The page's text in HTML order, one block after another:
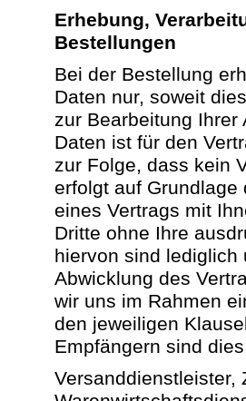
Erhebung,
Bestellungen
Bei der Bestellung
Daten nur, soweit
zur Bearbeitung Ihrer
Daten ist für den
zur Folge, dass kein
erfolgt auf Grundlage
eines Vertrags mit
Dritte ohne Ihre
hiervon sind lediglich
Abwicklung des
wir uns im Rahmen
den jeweiligen
Empfängern sind
Versanddienstleister,